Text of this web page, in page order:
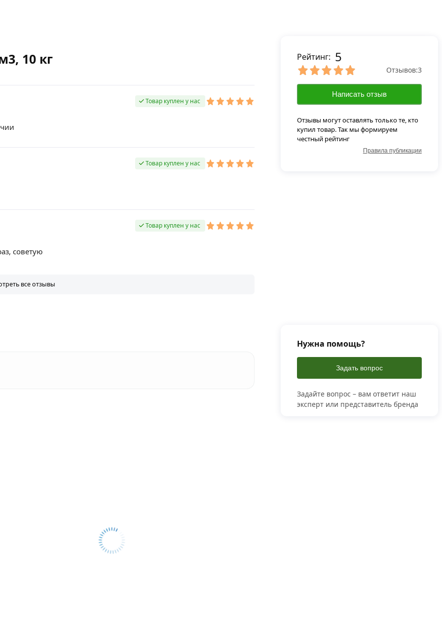
10 кг
Товар куплен у нас
Товар куплен у нас
Товар куплен у нас
советую
все отзывы
Рейтинг: 5
Отзывов:3
Написать отзыв
Отзывы могут оставлять только те, кто
купил товар. Так мы формируем
честный рейтинг
Правила публикации
Нужна помощь?
Задать вопрос
Задайте вопрос – вам ответит наш
эксперт или представитель бренда